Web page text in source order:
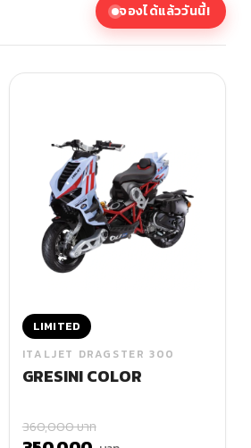
จองได้แล้ววันนี้!
LIMITED
ITALJET DRAGSTER 300
GRESINI COLOR
360,000 บาท